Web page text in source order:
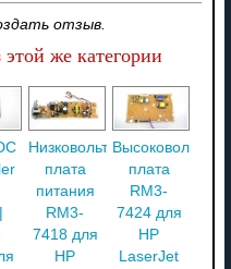
отзыв.
же категории
Низковольтная
плата
питания
RM3-
7418 для
HP
Высоковольтная
плата
RM3-
7424 для
HP
LaserJet